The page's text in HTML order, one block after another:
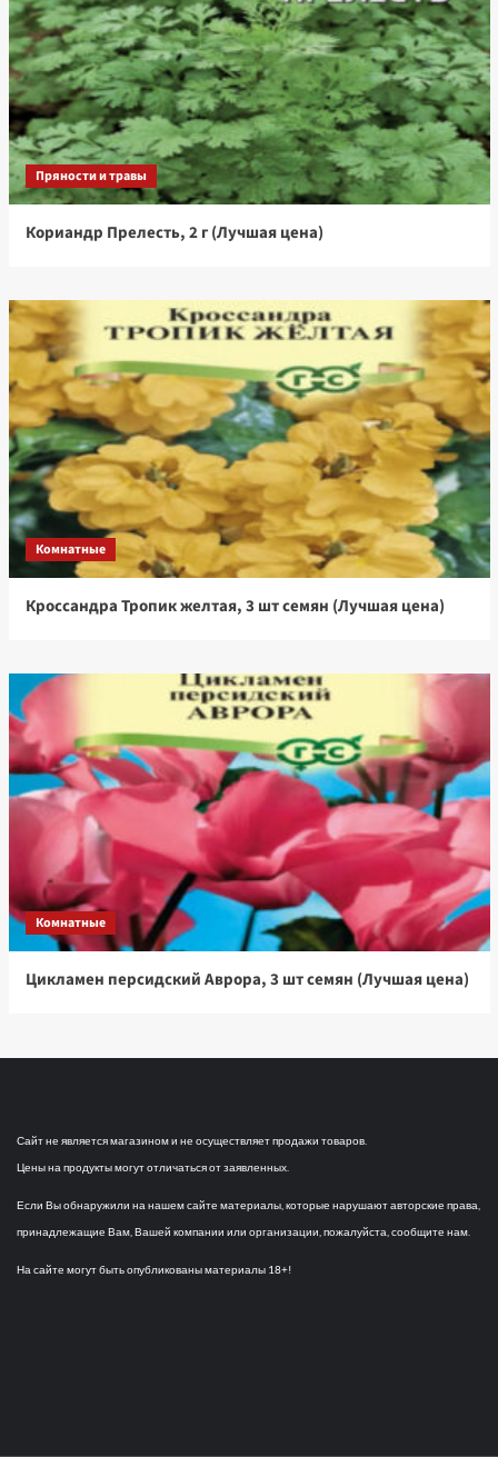
Пряности и травы
Кориандр Прелесть, 2 г (Лучшая цена)
Комнатные
Кроссандра Тропик желтая, 3 шт семян (Лучшая цена)
Комнатные
Цикламен персидский Аврора, 3 шт семян (Лучшая цена)
Сайт не является магазином и не осуществляет продажи товаров.
Цены на продукты могут отличаться от заявленных.
Если Вы обнаружили на нашем сайте материалы, которые нарушают авторские права,
принадлежащие Вам, Вашей компании или организации, пожалуйста, сообщите нам.
На сайте могут быть опубликованы материалы 18+!